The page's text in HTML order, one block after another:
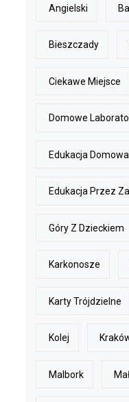
Angielski
Bieszczady
Ciekawe Miejsce
Domowe
Edukacja Domowa
Edukacja Przez
Góry Z Dzieckiem
Karkonosze
Karty Trójdzielne
Kolej
Malbork